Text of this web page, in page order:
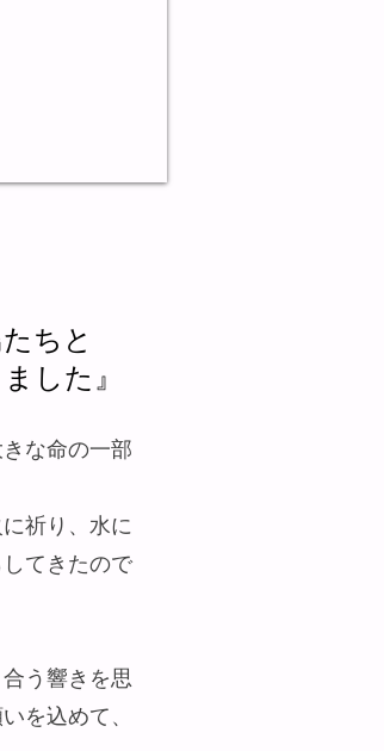
ちと
した』
な命の一部
祈り、水に
てきたので
う響きを思
を込めて、